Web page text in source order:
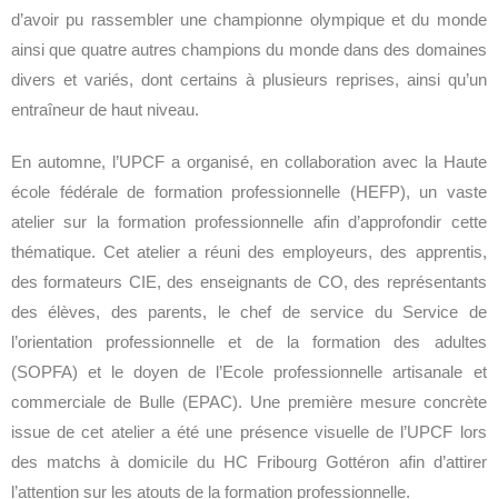
d’avoir pu rassembler une championne olympique et du monde
ainsi que quatre autres champions du monde dans des domaines
divers et variés, dont certains à plusieurs reprises, ainsi qu’un
entraîneur de haut niveau.
En automne, l’UPCF a organisé, en collaboration avec la Haute
école fédérale de formation professionnelle (HEFP), un vaste
atelier sur la formation professionnelle afin d’approfondir cette
thématique. Cet atelier a réuni des employeurs, des apprentis,
des formateurs CIE, des enseignants de CO, des représentants
des élèves, des parents, le chef de service du Service de
l’orientation professionnelle et de la formation des adultes
(SOPFA) et le doyen de l’Ecole professionnelle artisanale et
commerciale de Bulle (EPAC). Une première mesure concrète
issue de cet atelier a été une présence visuelle de l’UPCF lors
des matchs à domicile du HC Fribourg Gottéron afin d’attirer
l’attention sur les atouts de la formation professionnelle.